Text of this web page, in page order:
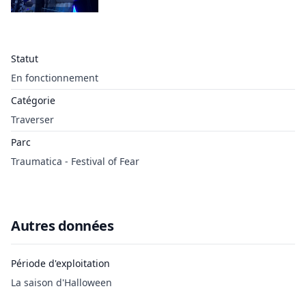
Statut
En fonctionnement
Catégorie
Traverser
Parc
Traumatica - Festival of Fear
Autres données
Période d'exploitation
La saison d'Halloween